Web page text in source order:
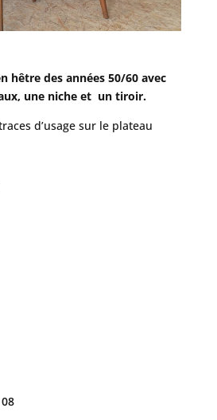
hêtre des années 50/60 avec
une niche et un tiroir.
d’usage sur le plateau